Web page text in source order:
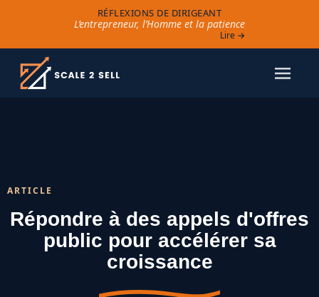
RÉFLEXIONS DE DIRIGEANT
L’entrepreneur, l’Homme et la patience
Lire →
ARTICLE
Répondre à des appels d'offres
public pour accélérer sa
croissance